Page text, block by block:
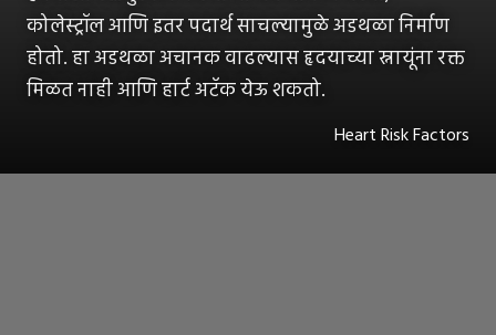
कोलेस्ट्रॉल आणि इतर पदार्थ साचल्यामुळे अडथळा निर्माण
होतो. हा अडथळा अचानक वाढल्यास हृदयाच्या स्नायूंना रक्त
मिळत नाही आणि हार्ट अटॅक येऊ शकतो.
Heart Risk Factors